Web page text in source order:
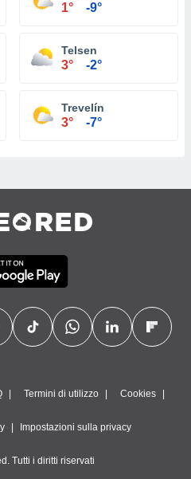
1° -9°
Telsen
3° -2°
Trevelín
3° -7°
Termini di utilizzo Cookies
Impostazioni sulla privacy
Tutti i diritti riservati